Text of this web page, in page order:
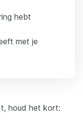
hebt
met je
houd het kort: